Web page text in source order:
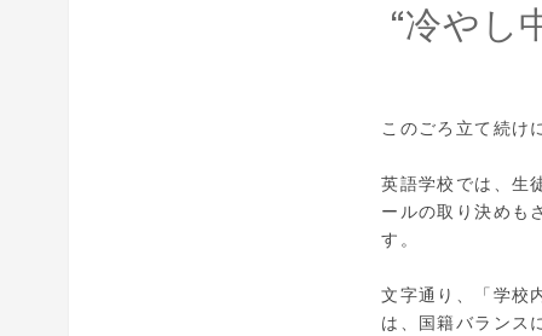
“冷やし
このごろ立て続け
英語学校では、生
ールの取り決めも
す。
文字通り、「学校
は、国籍バランス